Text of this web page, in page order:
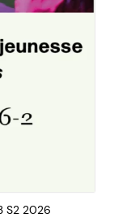
S2 2026